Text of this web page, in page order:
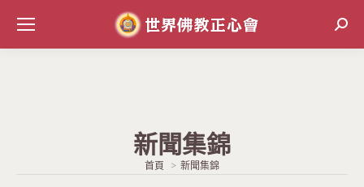
新聞集錦
當前位置:
首頁 新聞集錦